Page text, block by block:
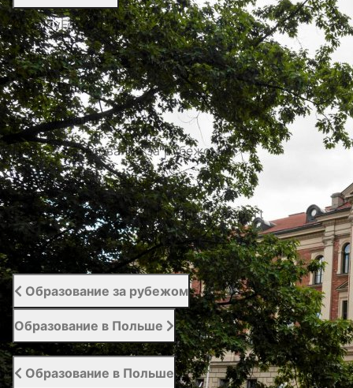
О StudyForYou
Наши проекты
Фото / Видео
Cертификаты
Портал образования за рубежом
Вступительный сервис
Поддержка студентов | Student Support
Отзывы
Образование за рубежом
Образование в Польше
Образование в Польше